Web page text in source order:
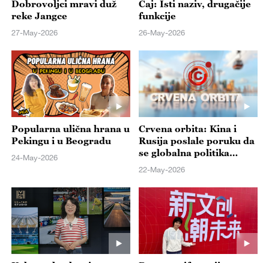
Dobrovoljci mravi duž
reke Jangce
27-May-2026
Čaj: Isti naziv, drugačije
funkcije
26-May-2026
Popularna ulična hrana u
Pekingu i u Beogradu
24-May-2026
Crvena orbita: Kina i
Rusija poslale poruku da
se globalna politika
danas sve više oblikuje u
Pekingu
22-May-2026